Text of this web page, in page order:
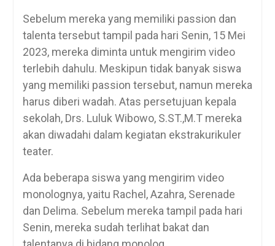
Sebelum mereka yang memiliki passion dan
talenta tersebut tampil pada hari Senin, 15 Mei
2023, mereka diminta untuk mengirim video
terlebih dahulu. Meskipun tidak banyak siswa
yang memiliki passion tersebut, namun mereka
harus diberi wadah. Atas persetujuan kepala
sekolah, Drs. Luluk Wibowo, S.ST.,M.T mereka
akan diwadahi dalam kegiatan ekstrakurikuler
teater.
Ada beberapa siswa yang mengirim video
monolognya, yaitu Rachel, Azahra, Serenade
dan Delima. Sebelum mereka tampil pada hari
Senin, mereka sudah terlihat bakat dan